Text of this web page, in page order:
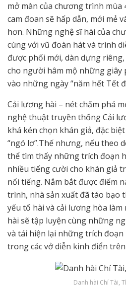
mở màn của chương trình mùa
cam đoan sẽ hấp dẫn, mới mẻ
hơn. Những nghệ sĩ hài của
cùng với vũ đoàn hát và trình
được phối mới, dàn dựng
cho người hâm mộ những
vào những ngày “năm hết Tết
Cải lương hài – nét chấm phá
nghệ thuật truyền thống Cải
khá kén chọn khán giả, đặc
“ngó lơ”.Thế nhưng, nếu theo
thể tìm thấy những trích đoạn
nhiều tiếng cười cho khán giả
nổi tiếng. Nắm bắt được điểm
trình, nhà sản xuất đã táo bạo
yếu tố hài và cải lương hòa làm
hài sẽ tập luyện cùng những
và tái hiện lại những trích
trong các vở diễn kinh điển
Danh hài Chí Tài,